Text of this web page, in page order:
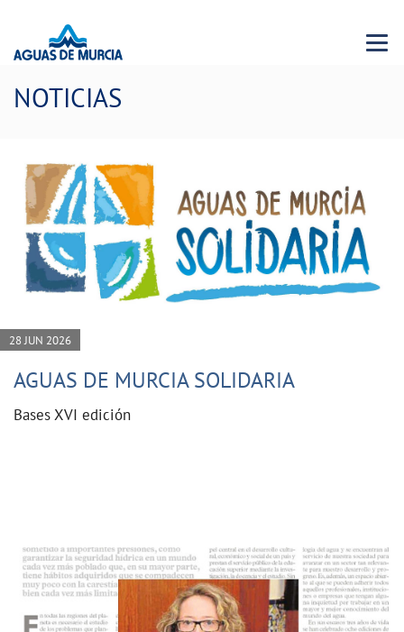
Menu
NOTICIAS
28 JUN 2026
AGUAS DE MURCIA SOLIDARIA
Bases XVI edición